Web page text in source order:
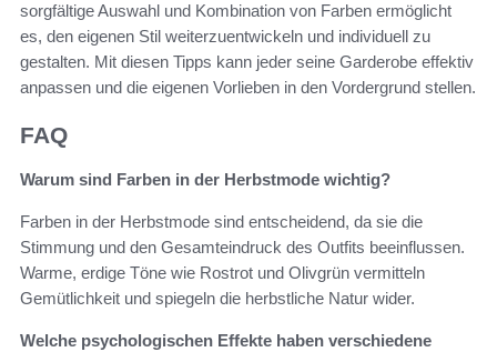
sorgfältige Auswahl und Kombination von Farben ermöglicht
es, den eigenen Stil weiterzuentwickeln und individuell zu
gestalten. Mit diesen Tipps kann jeder seine Garderobe effektiv
anpassen und die eigenen Vorlieben in den Vordergrund stellen.
FAQ
Warum sind Farben in der Herbstmode wichtig?
Farben in der Herbstmode sind entscheidend, da sie die
Stimmung und den Gesamteindruck des Outfits beeinflussen.
Warme, erdige Töne wie Rostrot und Olivgrün vermitteln
Gemütlichkeit und spiegeln die herbstliche Natur wider.
Welche psychologischen Effekte haben verschiedene